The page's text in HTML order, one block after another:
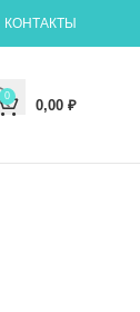
КОНТАКТЫ
0
0,00 ₽